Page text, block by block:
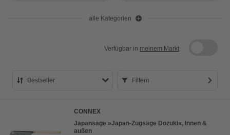
alle Kategorien
Verfügbar in meinem Markt
Bestseller
Preis aufsteigend
Filtern
CONNEX
Japansäge »Japan-Zugsäge Dozuki«, Innen &
außen